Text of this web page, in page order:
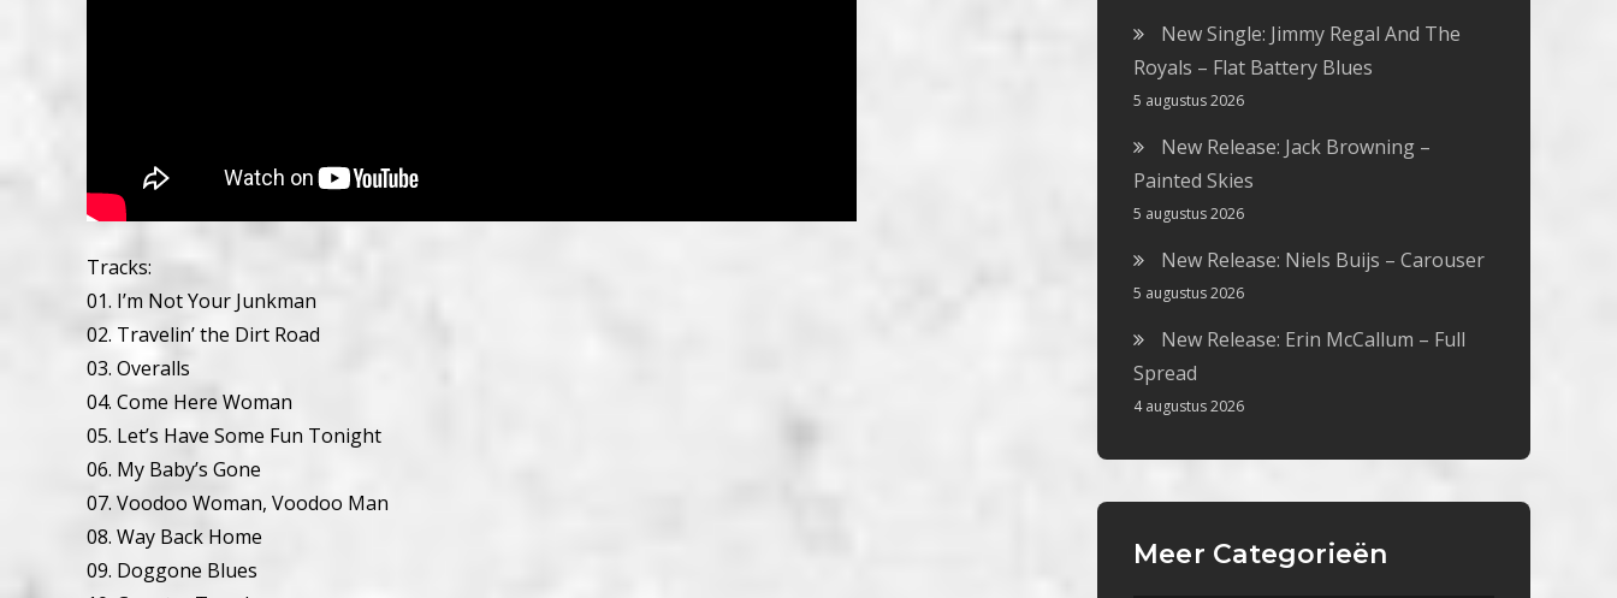
Tracks:
01. I’m Not Your Junkman
02. Travelin’ the Dirt Road
03. Overalls
04. Come Here Woman
05. Let’s Have Some Fun Tonight
06. My Baby’s Gone
07. Voodoo Woman, Voodoo Man
08. Way Back Home
09. Doggone Blues
New Single: Jimmy Regal And The
Royals – Flat Battery Blues
5 augustus 2026
New Release: Jack Browning –
Painted Skies
5 augustus 2026
New Release: Niels Buijs – Carouser
5 augustus 2026
New Release: Erin McCallum – Full
Spread
4 augustus 2026
Meer Categorieën